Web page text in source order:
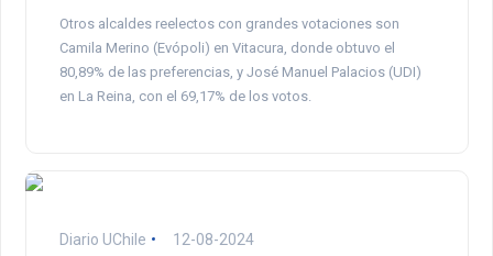
Otros alcaldes reelectos con grandes votaciones son
Camila Merino (Evópoli) en Vitacura, donde obtuvo el
80,89% de las preferencias, y José Manuel Palacios (UDI)
en La Reina, con el 69,17% de los votos.
Diario UChile 12-08-2024